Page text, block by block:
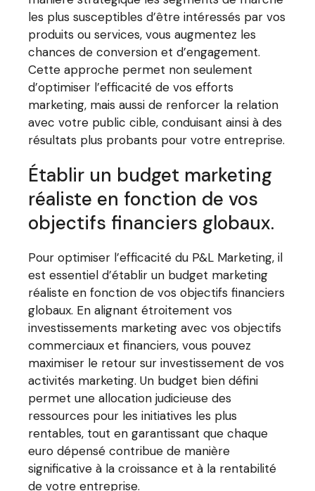
les plus susceptibles d’être intéressés par vos
produits ou services, vous augmentez les
chances de conversion et d’engagement.
Cette approche permet non seulement
d’optimiser l’efficacité de vos efforts
marketing, mais aussi de renforcer la relation
avec votre public cible, conduisant ainsi à des
résultats plus probants pour votre entreprise.
Établir un budget marketing
réaliste en fonction de vos
objectifs financiers globaux.
Pour optimiser l’efficacité du P&L Marketing, il
est essentiel d’établir un budget marketing
réaliste en fonction de vos objectifs financiers
globaux. En alignant étroitement vos
investissements marketing avec vos objectifs
commerciaux et financiers, vous pouvez
maximiser le retour sur investissement de vos
activités marketing. Un budget bien défini
permet une allocation judicieuse des
ressources pour les initiatives les plus
rentables, tout en garantissant que chaque
euro dépensé contribue de manière
significative à la croissance et à la rentabilité
de votre entreprise.